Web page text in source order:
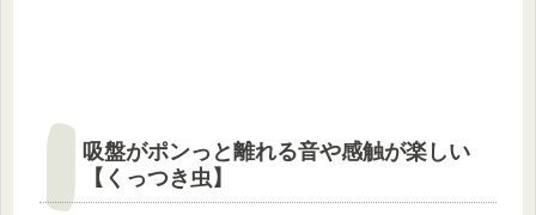
吸盤がポンっと離れる音や感触が楽しい
【くっつき虫】